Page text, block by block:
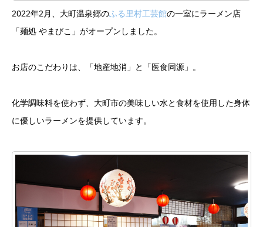
2022年2月、大町温泉郷のふる里村工芸館の一室にラーメン店
「麺処 やまびこ」がオープンしました。
お店のこだわりは、「地産地消」と「医食同源」。⁡
化学調味料を使わず、大町市の美味しい水と食材を使用した身体
に優しいラーメンを提供しています。